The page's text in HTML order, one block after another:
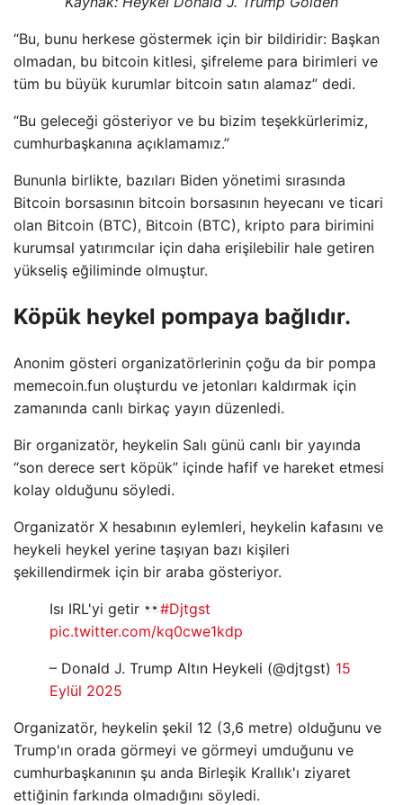
“Bu, bunu herkese göstermek için bir bildiridir: Başkan
olmadan, bu bitcoin kitlesi, şifreleme para birimleri ve
tüm bu büyük kurumlar bitcoin satın alamaz” dedi.
“Bu geleceği gösteriyor ve bu bizim teşekkürlerimiz,
cumhurbaşkanına açıklamamız.”
Bununla birlikte, bazıları Biden yönetimi sırasında
Bitcoin borsasının bitcoin borsasının heyecanı ve ticari
olan Bitcoin (BTC), Bitcoin (BTC), kripto para birimini
kurumsal yatırımcılar için daha erişilebilir hale getiren
yükseliş eğiliminde olmuştur.
Köpük heykel pompaya bağlıdır.
Anonim gösteri organizatörlerinin çoğu da bir pompa
memecoin.fun oluşturdu ve jetonları kaldırmak için
zamanında canlı birkaç yayın düzenledi.
Bir organizatör, heykelin Salı günü canlı bir yayında
“son derece sert köpük” içinde hafif ve hareket etmesi
kolay olduğunu söyledi.
Organizatör X hesabının eylemleri, heykelin kafasını ve
heykeli heykel yerine taşıyan bazı kişileri
şekillendirmek için bir araba gösteriyor.
Isı IRL'yi getir
#Djtgst
pic.twitter.com/kq0cwe1kdp
– Donald J. Trump Altın Heykeli (@djtgst) 15
Eylül 2025
Organizatör, heykelin şekil 12 (3,6 metre) olduğunu ve
Trump'ın orada görmeyi ve görmeyi umduğunu ve
cumhurbaşkanının şu anda Birleşik Krallık'ı ziyaret
ettiğinin farkında olmadığını söyledi.